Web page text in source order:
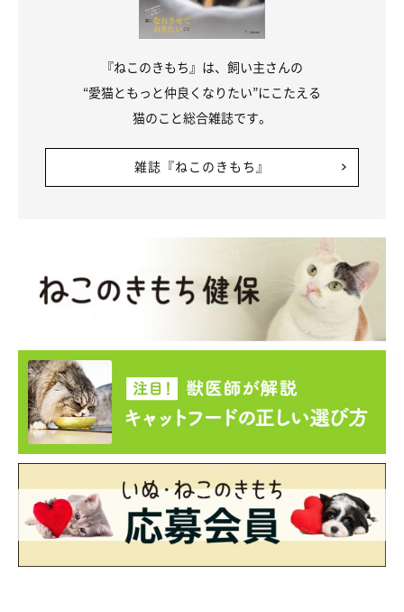
『ねこのきもち』は、飼い主さんの
“愛猫ともっと仲良くなりたい”にこたえる
猫のこと総合雑誌です。
雑誌『ねこのきもち』